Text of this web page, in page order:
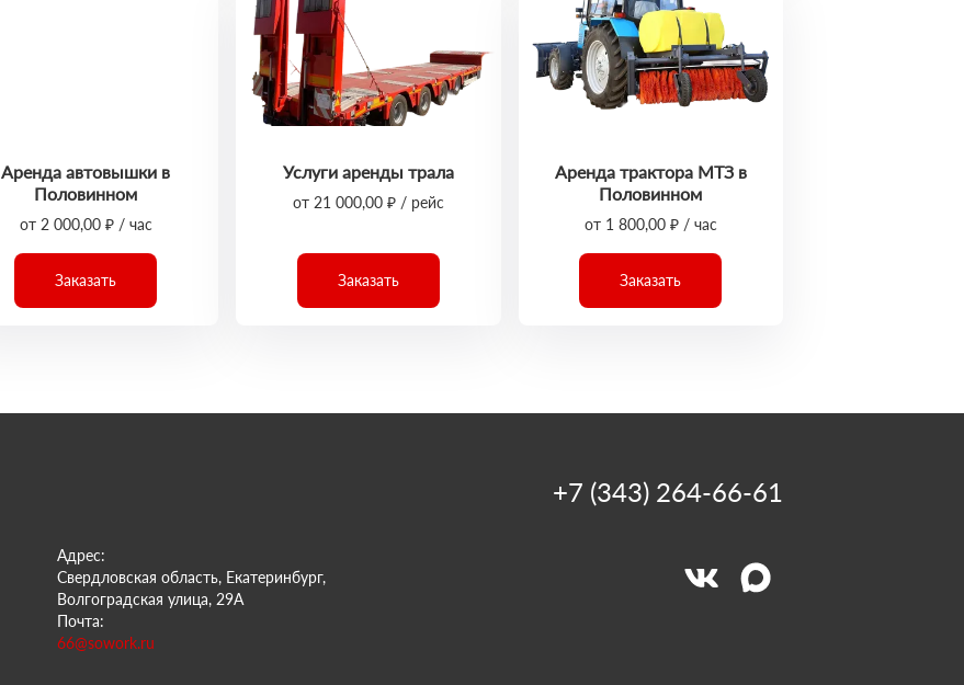
Аренда автовышки в
Половинном
от 2 000,00 ₽ / час
Заказать
Услуги аренды трала
от 21 000,00 ₽ / рейс
Заказать
Аренда трактора МТЗ в
Половинном
от 1 800,00 ₽ / час
Заказать
Адрес:
Свердловская область, Екатеринбург,
Волгоградская улица, 29А
Почта:
66@sowork.ru
+7 (343) 264-66-61